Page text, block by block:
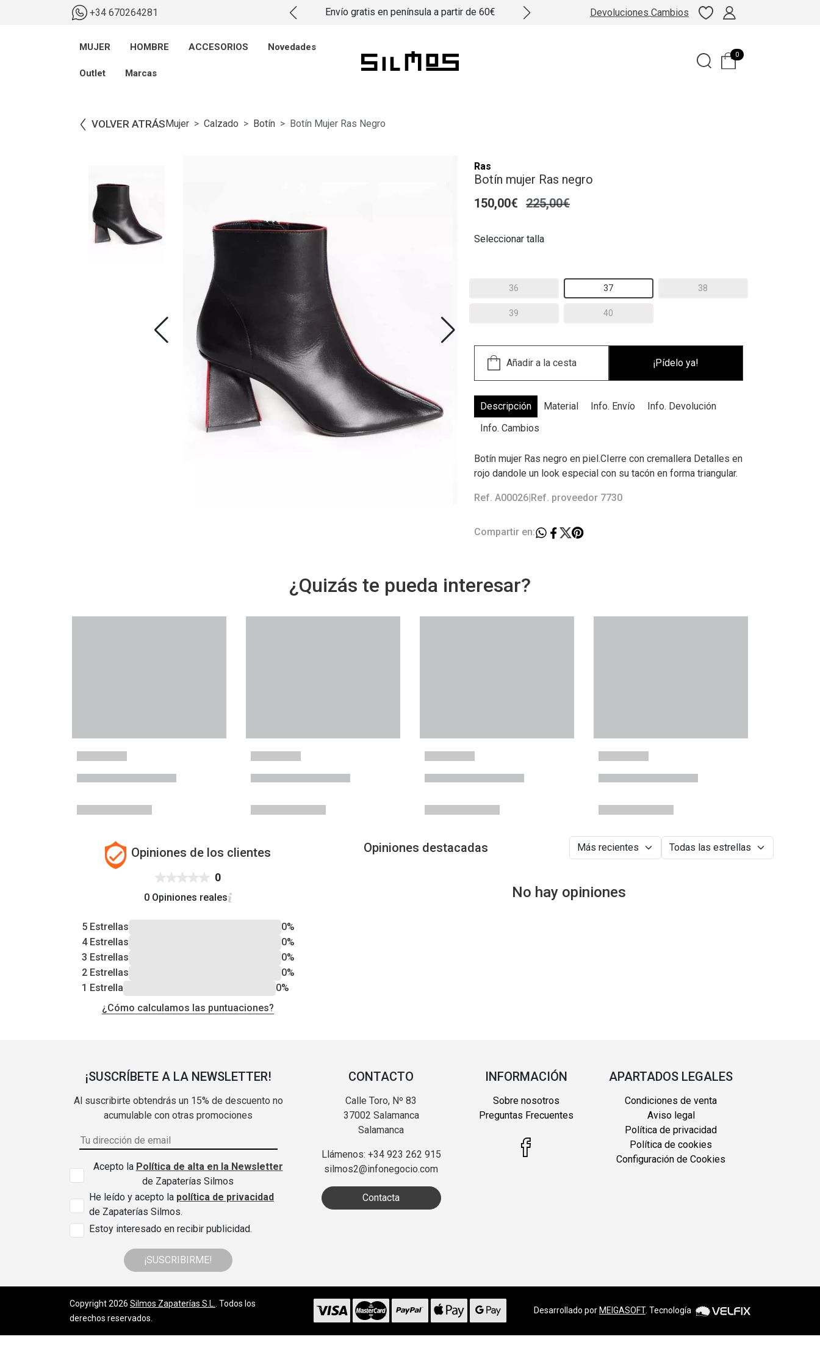
+34 670264281 Envío gratis en península a partir de 60€ Devoluciones Cambios
MUJER HOMBRE ACCESORIOS Novedades
Outlet Marcas
0
VOLVER ATRÁSMujer Calzado Botín Botín Mujer Ras Negro
Ras
Botín mujer Ras negro
150,00€ 225,00€
Seleccionar talla
36 37 38
39 40
¡Pídelo ya!
Descripción Material Info. Envío
Info. Devolución
Info. Cambios
Botín mujer Ras negro en piel.CIerre con cremallera Detalles en
rojo dandole un look especial con su tacón en forma triangular.
Ref. A00026|Ref. proveedor 7730
Compartir en:
¿Quizás te pueda interesar?
Opiniones de los clientes
0
0 Opiniones reales
5 Estrellas
0%
4 Estrellas
0%
3 Estrellas
0%
2 Estrellas
0%
1 Estrella
0%
¿Cómo calculamos las puntuaciones?
Opiniones destacadas
No hay opiniones
¡SUSCRÍBETE A LA NEWSLETTER!
Al suscribirte obtendrás un 15% de descuento no
acumulable con otras promociones
Acepto la Política de alta en la Newsletter
de Zapaterías Silmos
He leído y acepto la política de privacidad
de Zapaterías Silmos.
Estoy interesado en recibir publicidad.
¡SUSCRIBIRME!
CONTACTO
Calle Toro, Nº 83
37002 Salamanca
Salamanca
Llámenos: +34 923 262 915
silmos2@infonegocio.com
Contacta
INFORMACIÓN
Sobre nosotros
Preguntas Frecuentes
APARTADOS LEGALES
Condiciones de venta
Aviso legal
Política de privacidad
Política de cookies
Configuración de Cookies
Copyright 2026 Silmos Zapaterías S.L.
. Todos los
derechos reservados.
Desarrollado por MEIGASOFT. Tecnología